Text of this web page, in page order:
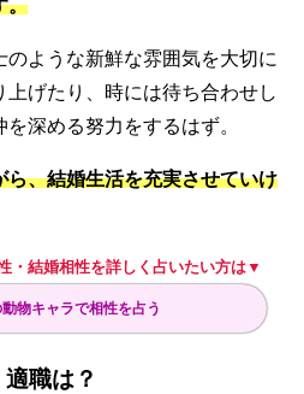
。
のような新鮮な雰囲気を大切に
上げたり、時には待ち合わせし
深める努力をするはず。
ら、結婚生活を充実させていけ
・結婚相性を詳しく占いたい方は▼
動物キャラで相性を占う
職は？